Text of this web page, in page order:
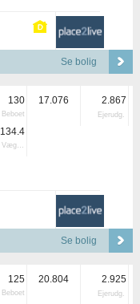
Se bolig
130
Beboet
134.4
Vægtet
17.076 2.867
Ejerudg.
Se bolig
125
Beboet
20.804 2.925
Ejerudg.